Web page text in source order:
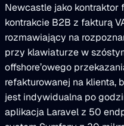
Newcastle jako kontraktor
kontrakcie B2B z fakturą
rozmawiający na
przy klawiaturze w
offshore’owego
refakturowanej na klienta,
jest indywidualna po
aplikacja Laravel z 50